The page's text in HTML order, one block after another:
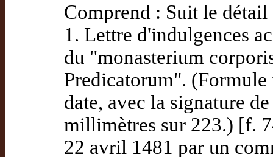
Comprend : Suit le
1. Lettre d'indulgences
du "monasterium
Predicatorum". (Formule
date, avec la signature
millimètres sur 223.) [f.
22 avril 1481 par un